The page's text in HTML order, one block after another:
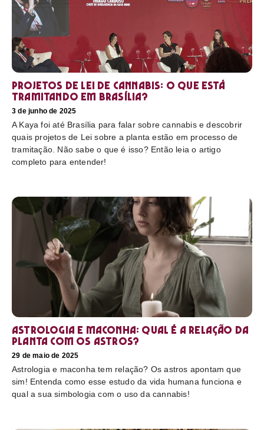
Projetos de Lei de Cannabis: O que está
tramitando em Brasília?
3 de junho de 2025
A Kaya foi até Brasília para falar sobre cannabis e descobrir
quais projetos de Lei sobre a planta estão em processo de
tramitação. Não sabe o que é isso? Então leia o artigo
completo para entender!
Astrologia e maconha: Qual é a relação da
planta com os astros?
29 de maio de 2025
Astrologia e maconha tem relação? Os astros apontam que
sim! Entenda como esse estudo da vida humana funciona e
qual a sua simbologia com o uso da cannabis!